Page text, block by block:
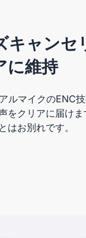
キャンセ
に維持
ルマイクのENC
をクリアに届け
はお別れです。